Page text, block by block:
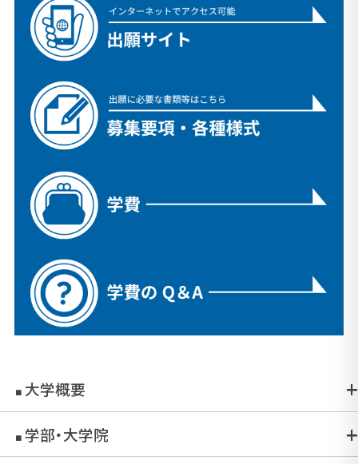
■大学概要
■学部・大学院